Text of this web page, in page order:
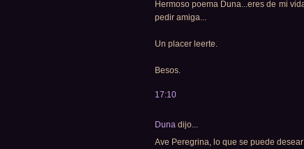
Hermoso poema Duna...eres de mi
pedir amiga...
Un placer leerte.
Besos.
17:10
Duna dijo...
Ave Peregrina, lo que se puede